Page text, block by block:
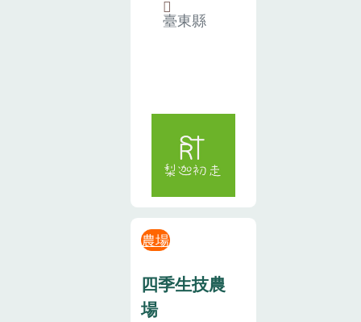
臺東縣
農場
四季生技農
場